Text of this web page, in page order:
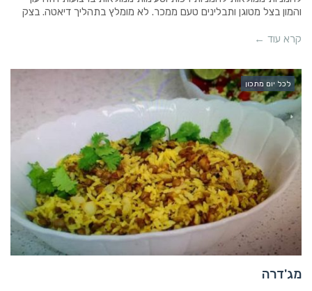
והמון בצל מטוגן ותבלינים טעם ממכר. לא מומלץ בתהליך דיאטה. בצק
קרא עוד ←
לכל יום מתכון
מג'דרה